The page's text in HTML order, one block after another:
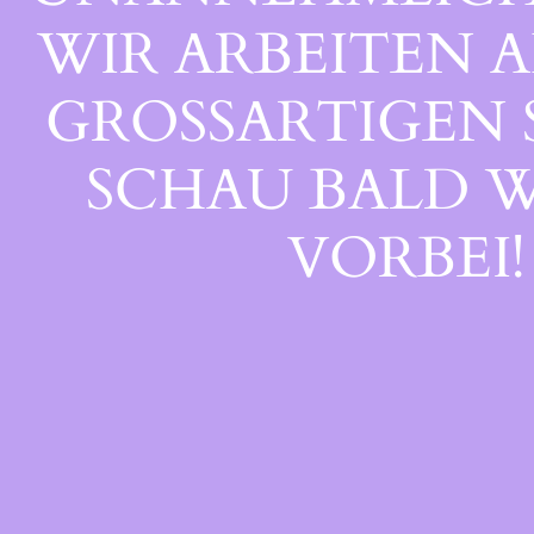
WIR ARBEITEN
GROSSARTIGEN
CHAU BALD
ORBEI!